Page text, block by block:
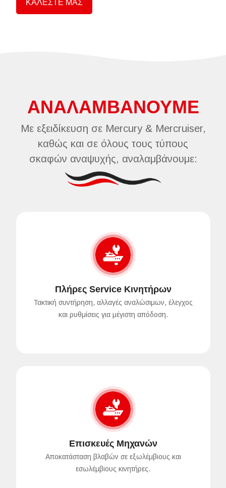
ΚΑΛΕΣΤΕ ΜΑΣ
ΑΝΑΛΑΜΒΑΝΟΥΜΕ
Με εξειδίκευση σε Mercury & Mercruiser,
καθώς και σε όλους τους τύπους
σκαφών αναψυχής, αναλαμβάνουμε:
Πλήρες Service Κινητήρων
Τακτική συντήρηση, αλλαγές αναλώσιμων, έλεγχος
και ρυθμίσεις για μέγιστη απόδοση.
Επισκευές Μηχανών
Αποκατάσταση βλαβών σε εξωλέμβιους και
εσωλέμβιους κινητήρες.